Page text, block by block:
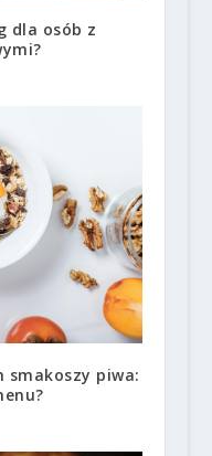
dla osób z
smakoszy piwa: